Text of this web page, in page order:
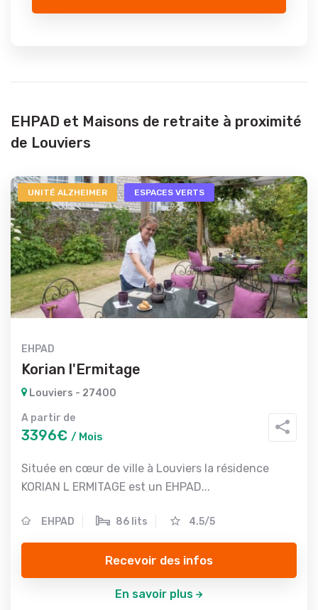
EHPAD et Maisons de retraite à proximité
de Louviers
UNITÉ ALZHEIMER ESPACES VERTS
EHPAD
Korian l'Ermitage
Louviers - 27400
A partir de
3396€ / Mois
Située en cœur de ville à Louviers la résidence
KORIAN L ERMITAGE est un EHPAD...
EHPAD 86 lits 4.5/5
Recevoir des infos
En savoir plus